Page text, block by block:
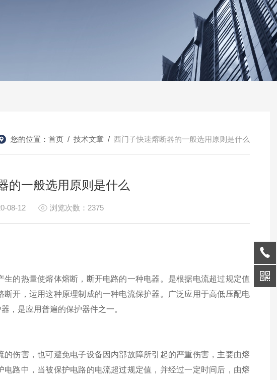
您的位置： 首页 / 技术文章 / 西门子快速熔断器的一般选用原则是什么
的一般选用原则是什么
08-12 浏览次数：2375
热量使熔体熔断，断开电路的一种电器。是根据电流超过规定值
开，运用这种原理制成的一种电流保护器。广泛应用于高低压配电
，是应用普遍的保护器件之一。
害，也可避免电子设备因内部故障所引起的严重伤害，主要由熔
路中，当被保护电路的电流超过规定值，并经过一定时间后，由熔